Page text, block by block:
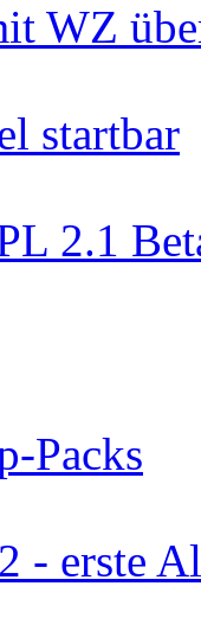
WZ
startbar
2.1
Packs
- erste